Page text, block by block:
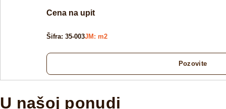
Cena na upit
Šifra: 35-003JM: m2
Pozovite
U našoj ponudi